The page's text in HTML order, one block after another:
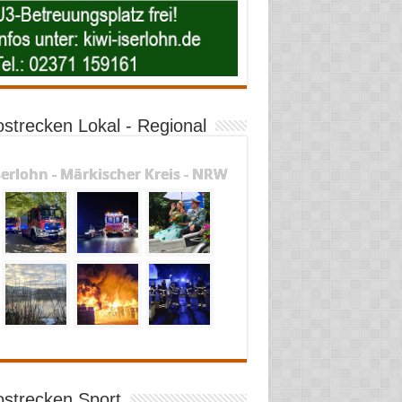
Lokal - Regional
- Märkischer Kreis - NRW